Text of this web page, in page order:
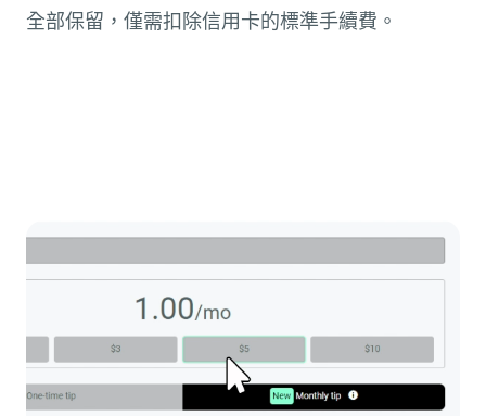
全部保留，僅需扣除信用卡的標準手續費。